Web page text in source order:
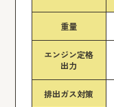
重量
エンジン定格
出力
排出ガス対策